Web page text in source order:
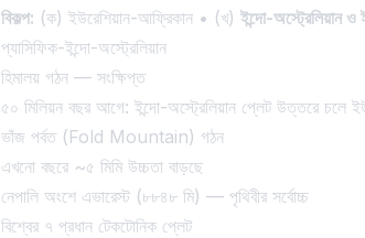
বিকল্প: (ক) ইউরেশিয়ান-আফ্রিকান • (খ) ইন্দো-অস্ট্রেলিয়ান ও
প্যাসিফিক-ইন্দো-অস্ট্রেলিয়ান
হিমালয় গঠন — সংক্ষিপ্ত
৫০ মিলিয়ন বছর আগে: ইন্দো-অস্ট্রেলিয়ান প্লেট উত্তরে চলে
ভাঁজ পর্বত (Fold Mountain) গঠন
এখনো বছরে ~৫ মিমি উচ্চতা বাড়ছে
নেপালি অংশে এভারেস্ট (৮৮৪৮ মি) — পৃথিবীর সর্বোচ্চ
বিশ্বের ৭ প্রধান টেকটোনিক প্লেট